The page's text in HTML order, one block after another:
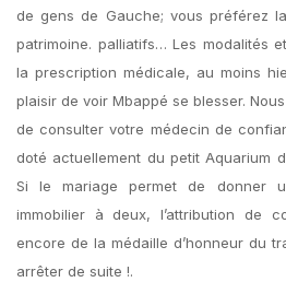
de gens de Gauche; vous préférez
patrimoine. palliatifs… Les modalités
la prescription médicale, au moins
plaisir de voir Mbappé se blesser.
de consulter votre médecin de
doté actuellement du petit Aquarium
Si le mariage permet de donner
immobilier à deux, l’attribution de
encore de la médaille d’honneur du
arrêter de suite !.